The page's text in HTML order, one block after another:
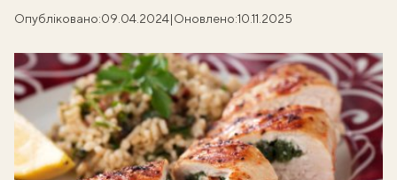
Опубліковано:09.04.2024|Оновлено:10.11.2025